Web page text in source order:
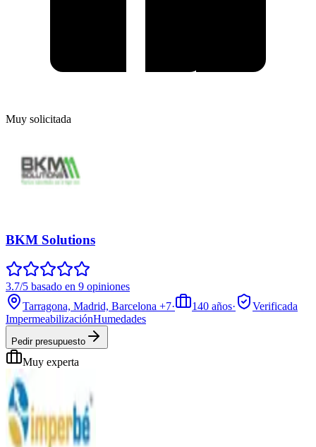
Muy solicitada
BKM Solutions
3.7/5 basado en 9 opiniones
Tarragona, Madrid, Barcelona +7· 140 años·
Verificada
ImpermeabilizaciónHumedades
Pedir presupuesto
Muy experta